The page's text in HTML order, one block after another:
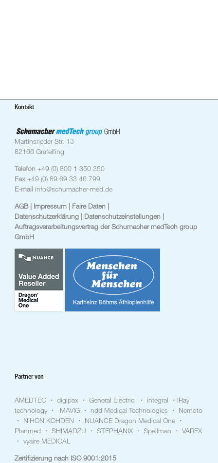
Kontakt
Martinsrieder Str. 13
82166 Gräfelfing
Telefon +49 (0) 800 1 350 350
Fax +49 (0) 89 69 33 46 799
E-mail info@schumacher-med.de
AGB | Impressum | Faire Daten |
Datenschutzerklärung | Datenschutzeinstellungen |
Auftragsverarbeitungsvertrag der Schumacher medTech group
GmbH
Partner von
AMEDTEC ・ digipax ・ General Electric ・ integral ・IRay
technology ・ MAVIG ・ ndd Medical Technologies ・ Nemoto
・ NIHON KOHDEN ・ NUANCE Dragon Medical One ・
Planmed ・ SHIMADZU ・ STEPHANIX ・ Spellman ・ VAREX
・ vyaire MEDICAL
Zertifizierung nach ISO 9001:2015